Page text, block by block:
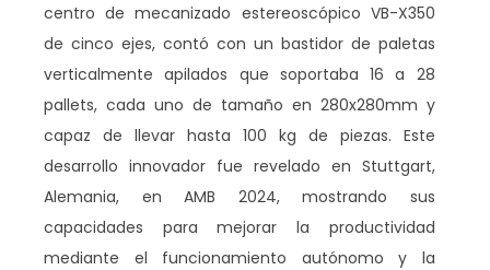
centro de mecanizado estereoscópico VB-X350
de cinco ejes, contó con un bastidor de paletas
verticalmente apilados que soportaba 16 a 28
pallets, cada uno de tamaño en 280x280mm y
capaz de llevar hasta 100 kg de piezas. Este
desarrollo innovador fue revelado en Stuttgart,
Alemania, en AMB 2024, mostrando sus
capacidades para mejorar la productividad
mediante el funcionamiento autónomo y la